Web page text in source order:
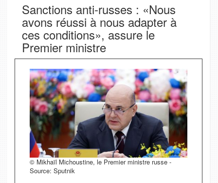
Sanctions anti-russes : «Nous
avons réussi à nous adapter à
ces conditions», assure le
Premier ministre
© Mikhaïl Michoustine, le Premier ministre russe -
Source: Sputnik